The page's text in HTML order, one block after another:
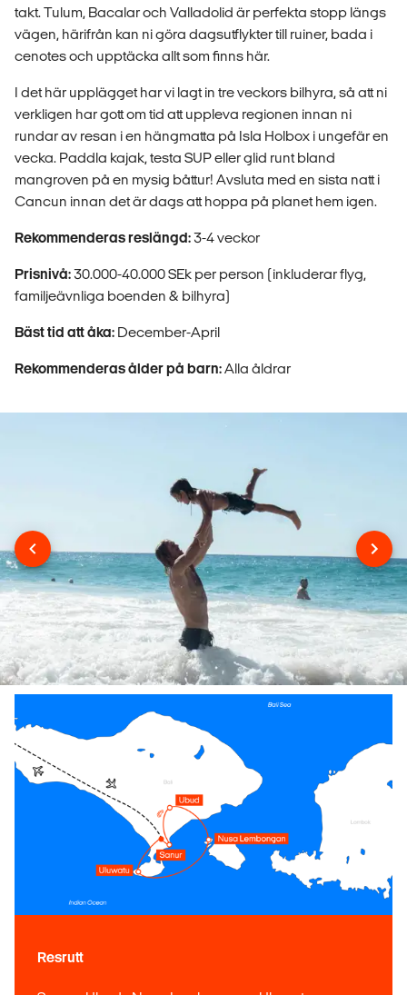
takt. Tulum, Bacalar och Valladolid är perfekta stopp längs
vägen, härifrån kan ni göra dagsutflykter till ruiner, bada i
cenotes och upptäcka allt som finns här.
I det här upplägget har vi lagt in tre veckors bilhyra, så att ni
verkligen har gott om tid att uppleva regionen innan ni
rundar av resan i en hängmatta på Isla Holbox i ungefär en
vecka. Paddla kajak, testa SUP eller glid runt bland
mangroven på en mysig båttur! Avsluta med en sista natt i
Cancun innan det är dags att hoppa på planet hem igen.
Rekommenderas reslängd:3-4 veckor
Prisnivå:30.000-40.000 SEk per person (inkluderar flyg,
familjeävnliga boenden & bilhyra)
Bäst tid att åka: December-April
Rekommenderas ålder på barn:Alla åldrar
Resrutt